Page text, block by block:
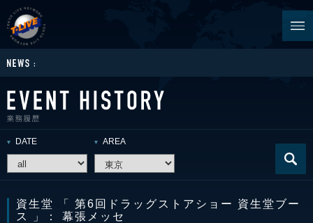
DATE AREA
資生堂 「 第6回ドラッグストアショー 資生堂ブー
ス 」： 幕張メッセ